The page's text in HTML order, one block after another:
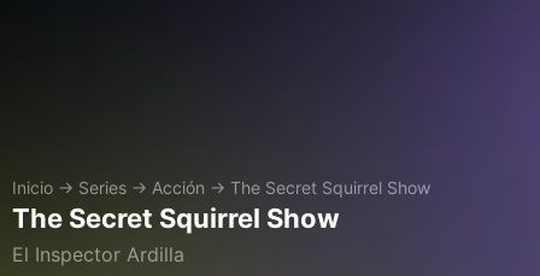
Inicio → Series → Acción → The Secret Squirrel Show
The Secret Squirrel Show
El Inspector Ardilla